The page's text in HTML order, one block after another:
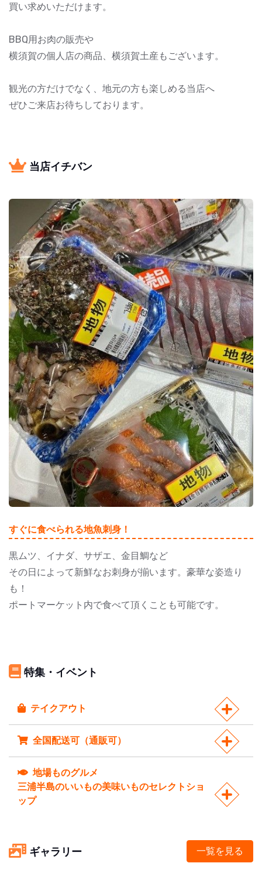
買い求めいただけます。
BBQ用お肉の販売や
横須賀の個人店の商品、横須賀土産もございます。
観光の方だけでなく、地元の方も楽しめる当店へ
ぜひご来店お待ちしております。
当店イチバン
すぐに食べられる地魚刺身！
黒ムツ、イナダ、サザエ、金目鯛など
その日によって新鮮なお刺身が揃います。豪華な姿造り
も！
ポートマーケット内で食べて頂くことも可能です。
特集・イベント
テイクアウト
全国配送可（通販可）
地場ものグルメ
三浦半島のいいもの美味いものセレクトショ
ップ
ギャラリー 一覧を見る